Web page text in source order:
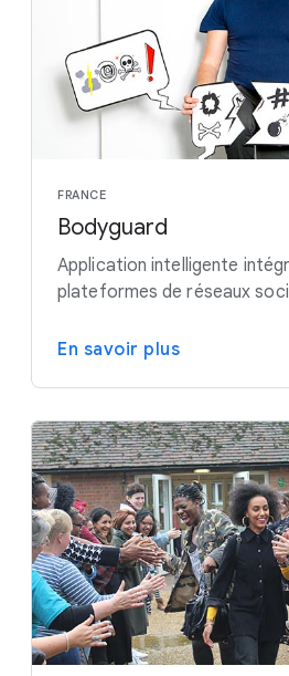
FRANCE
Bodyguard
Application intelligente
plateformes de réseaux
En savoir plus